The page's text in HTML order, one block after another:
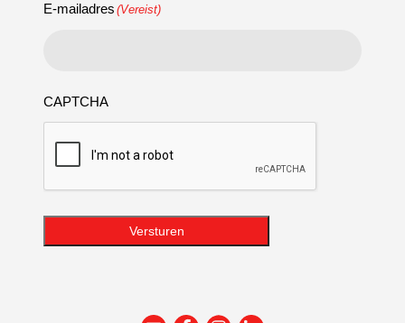
E-mailadres (Vereist)
CAPTCHA
Versturen